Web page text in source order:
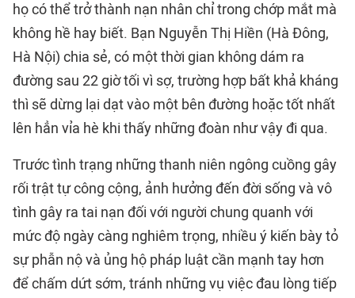
họ có thể trở thành nạn nhân chỉ trong chớp mắt mà
không hề hay biết. Bạn Nguyễn Thị Hiền (Hà Đông,
Hà Nội) chia sẻ, có một thời gian không dám ra
đường sau 22 giờ tối vì sợ, trường hợp bất khả kháng
thì sẽ dừng lại dạt vào một bên đường hoặc tốt nhất
lên hẳn vỉa hè khi thấy những đoàn như vậy đi qua.
Trước tình trạng những thanh niên ngông cuồng gây
rối trật tự công cộng, ảnh hưởng đến đời sống và vô
tình gây ra tai nạn đối với người chung quanh với
mức độ ngày càng nghiêm trọng, nhiều ý kiến bày tỏ
sự phẫn nộ và ủng hộ pháp luật cần mạnh tay hơn
để chấm dứt sớm, tránh những vụ việc đau lòng tiếp